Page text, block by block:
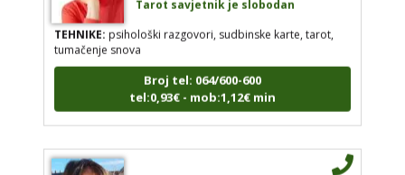
TEHNIKE:psihološki razgovori, sudbinske karte, tarot,
tumačenje snova
Broj tel: 064/600-600
tel:0,93€ - mob:1,12€ min